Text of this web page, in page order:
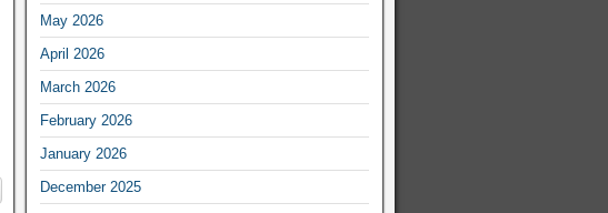
May 2026
April 2026
March 2026
February 2026
January 2026
December 2025